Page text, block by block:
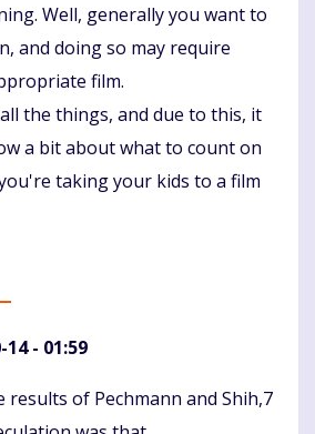
Well, generally you want to
and doing so may require
film.
the things, and due to this, it
a bit about what to count on
taking your kids to a film
14 - 01:59
results of Pechmann and Shih,7